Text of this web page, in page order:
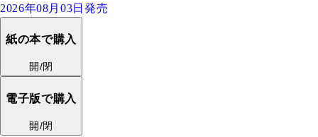
2026年08月03日発売
紙の本で購入
開/閉
電子版で購入
開/閉